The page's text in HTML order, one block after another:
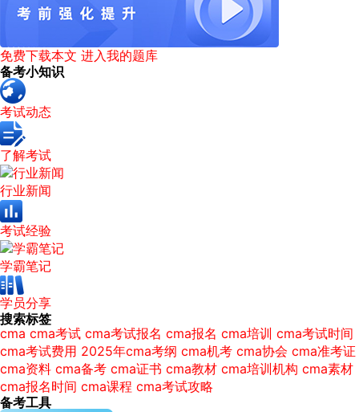
免费下载本文 进入我的题库
备考小知识
考试动态
了解考试
行业新闻
考试经验
学霸笔记
学员分享
搜索标签
cma cma考试 cma考试报名 cma报名 cma培训 cma考试时间
cma考试费用 2025年cma考纲 cma机考 cma协会 cma准考证
cma资料 cma备考 cma证书 cma教材 cma培训机构 cma素材
cma报名时间 cma课程 cma考试攻略
备考工具